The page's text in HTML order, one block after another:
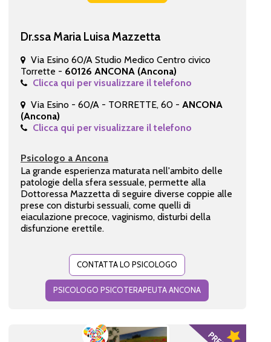
Dr.ssa Maria Luisa Mazzetta
Via Esino 60/A Studio Medico Centro civico
Torrette - 60126 ANCONA (Ancona)
Clicca qui per visualizzare il telefono
Via Esino - 60/A - TORRETTE, 60 - ANCONA
(Ancona)
Clicca qui per visualizzare il telefono
Psicologo a Ancona
La grande esperienza maturata nell'ambito delle
patologie della sfera sessuale, permette alla
Dottoressa Mazzetta di seguire diverse coppie alle
prese con disturbi sessuali, come quelli di
eiaculazione precoce, vaginismo, disturbi della
disfunzione erettile.
CONTATTA LO PSICOLOGO
PSICOLOGO PSICOTERAPEUTA ANCONA